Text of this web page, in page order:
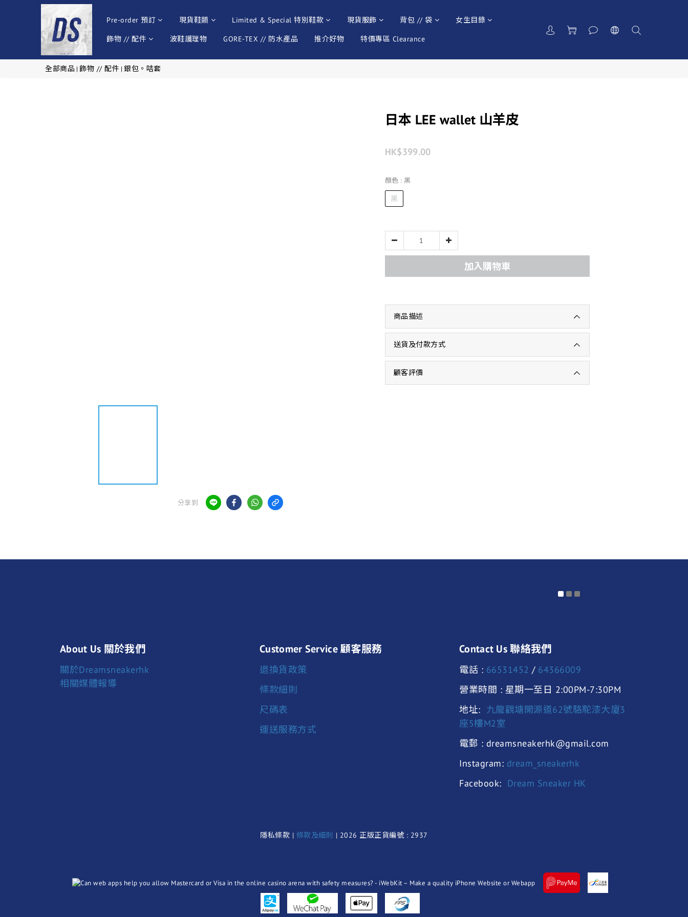
Pre-order 預訂 現貨鞋類 Limited & Special 特別鞋款 現貨服飾 背包 // 袋 女生目錄
飾物 // 配件 波鞋護理物 GORE-TEX // 防水產品 推介好物 特價專區 Clearance
全部商品 | 飾物 // 配件 | 銀包。咭套
分享到
日本 LEE wallet 山羊皮
HK$399.00
顏色 : 黑
黑
加入購物車
商品描述
送貨及付款方式
顧客評價
About Us 關於我們
關於Dreamsneakerhk
相關媒體報導
Customer Service 顧客服務
退換貨政策
條款細則
尺碼表
運送服務方式
Contact Us 聯絡我們
電話 : 66531452 / 64366009
營業時間 : 星期一至日 2:00PM-7:30PM
地址:
九龍觀塘開源道62號駱駝漆大廈3
座5樓M2室
電郵 : dreamsneakerhk@gmail.com
Instagram: dream_sneakerhk
Facebook: Dream Sneaker HK
隱私條款 | 條款及細則 | 2026 正版正貨編號 : 2937